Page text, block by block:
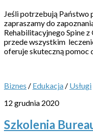
Jeśli potrzebują Państwo
zapraszamy do
Rehabilitacyjnego Spine z
przede wszystkim
oferuje skuteczną pomoc
Biznes / Edukacja / Usługi
12 grudnia 2020
Szkolenia